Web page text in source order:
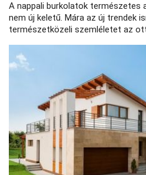
A nappali burkolatok természetes
nem új keletű. Mára az új trendek
természetközeli szemléletet az